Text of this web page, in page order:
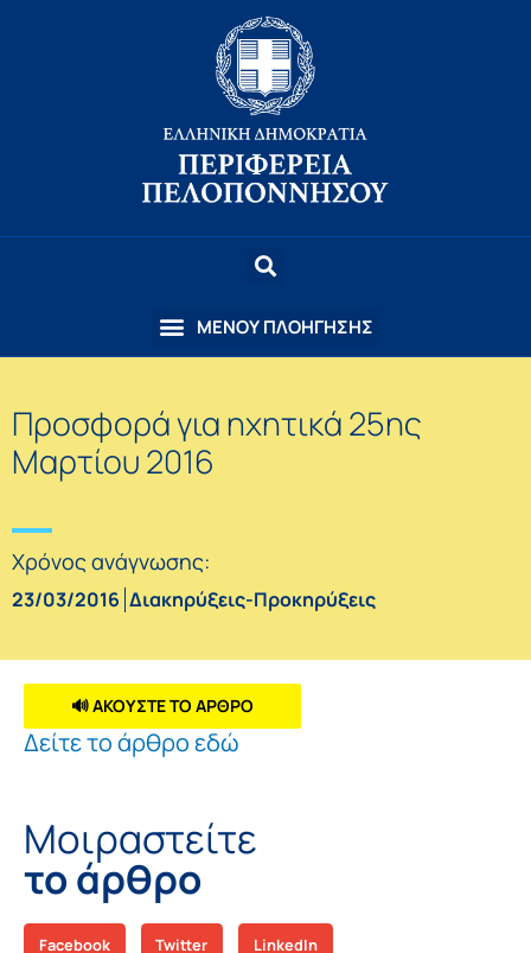
Προσφορά για ηχητικά 25ης
Μαρτίου 2016
Χρόνος ανάγνωσης:
23/03/2016 Διακηρύξεις-Προκηρύξεις
🔊 ΑΚΟΥΣΤΕ ΤΟ ΑΡΘΡΟ
Δείτε το άρθρο εδώ
Μοιραστείτε
το άρθρο
Facebook Twitter LinkedIn